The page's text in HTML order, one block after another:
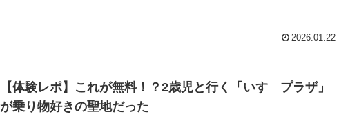
2026.01.22
【体験レポ】これが無料！？2歳児と行く「いすゞプラザ」
が乗り物好きの聖地だった